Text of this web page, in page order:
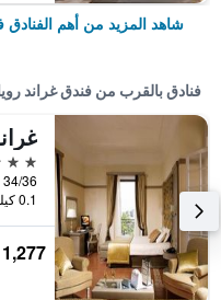
شاهد المزيد من أهم
فنادق بالقرب من فندق غراند
4 نجوم
0.1 كيلومتر عن وسط المدينة
1,277 ﷼